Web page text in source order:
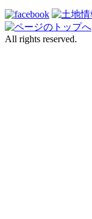
All rights reserved.